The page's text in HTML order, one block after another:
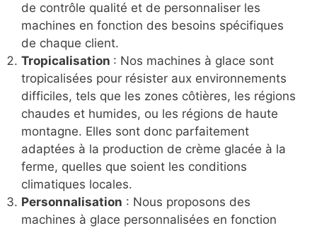
de contrôle qualité et de personnaliser les
machines en fonction des besoins spécifiques
de chaque client.
Tropicalisation : Nos machines à glace sont
tropicalisées pour résister aux environnements
difficiles, tels que les zones côtières, les régions
chaudes et humides, ou les régions de haute
montagne. Elles sont donc parfaitement
adaptées à la production de crème glacée à la
ferme, quelles que soient les conditions
climatiques locales.
Personnalisation : Nous proposons des
machines à glace personnalisées en fonction